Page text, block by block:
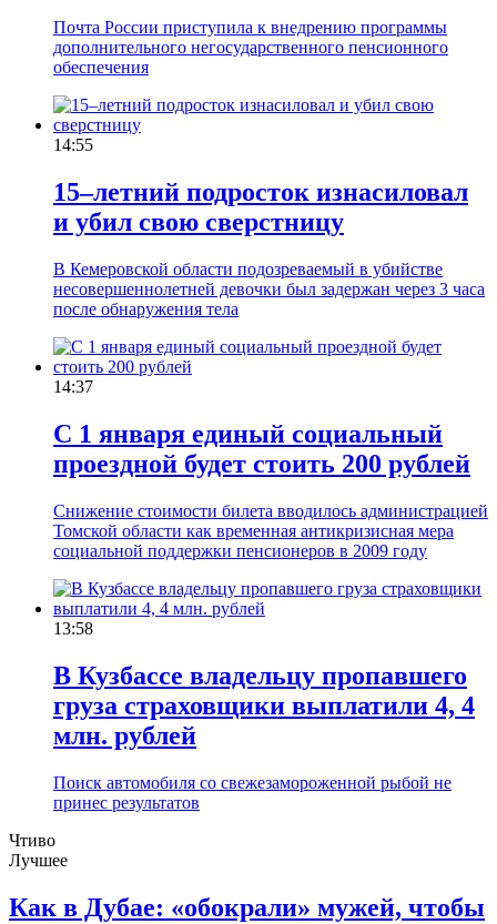
Почта России приступила к внедрению программы
дополнительного негосударственного пенсионного
обеспечения
14:55
15–летний подросток изнасиловал
и убил свою сверстницу
В Кемеровской области подозреваемый в убийстве
несовершеннолетней девочки был задержан через 3 часа
после обнаружения тела
14:37
С 1 января единый социальный
проездной будет стоить 200 рублей
Снижение стоимости билета вводилось администрацией
Томской области как временная антикризисная мера
социальной поддержки пенсионеров в 2009 году
13:58
В Кузбассе владельцу пропавшего
груза страховщики выплатили 4, 4
млн. рублей
Поиск автомобиля со свежезамороженной рыбой не
принес результатов
Чтиво
Лучшее
Как в Дубае: «обокрали» мужей, чтобы